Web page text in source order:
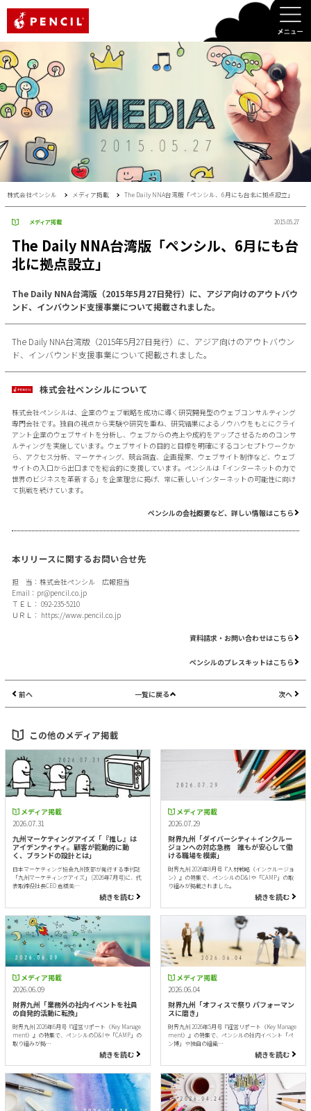
株式会社ペンシル メディア掲載 The Daily NNA台湾版「ペンシル、6月にも台北に拠点設立」
メディア掲載 2015.05.27
The Daily NNA台湾版「ペンシル、6月にも台
北に拠点設立」
The Daily NNA台湾版（2015年5月27日発行）に、アジア向けのアウトバウ
ンド、インバウンド支援事業について掲載されました。
The Daily NNA台湾版（2015年5月27日発行）に、アジア向けのアウトバウン
ド、インバウンド支援事業について掲載されました。
株式会社ペンシルについて
株式会社ペンシルは、企業のウェブ戦略を成功に導く研究開発型のウェブコンサルティング
専門会社です。独自の視点から実験や研究を重ね、研究結果によるノウハウをもとにクライ
アント企業のウェブサイトを分析し、ウェブからの売上や成約をアップさせるためのコンサ
ルティングを実施しています。ウェブサイトの目的と目標を明確にするコンセプトワークか
ら、アクセス分析、マーケティング、競合調査、企画提案、ウェブサイト制作など、ウェブ
サイトの入口から出口までを総合的に支援しています。ペンシルは「インターネットの力で
世界のビジネスを革新する」を企業理念に掲げ、常に新しいインターネットの可能性に向け
て挑戦を続けています。
ペンシルの会社概要など、詳しい情報はこちら
本リリースに関するお問い合せ先
担 当：株式会社ペンシル 広報担当
Email： pr@pencil.co.jp
ＴＥＬ： 092-235-5210
ＵＲＬ： https://www.pencil.co.jp
資料請求・お問い合わせはこちら
ペンシルのプレスキットはこちら
前へ 一覧に戻る 次へ
この他のメディア掲載
メディア掲載
2026.07.31
九州マーケティングアイズ「『推し』は
アイデンティティ。顧客が能動的に動
く、ブランドの設計とは」
日本マーケティング協会九州支部が発行する季刊誌
「九州マーケティングアイズ」 (2026年7月号)に、代
表取締役社長CEO 倉橋美…
続きを読む
メディア掲載
2026.07.29
財界九州「ダイバーシティ＋インクルー
ジョンへの対応急務 誰もが安心して働
ける職場を模索」
財界九州 2026年8月号『人材戦略（インクルージョ
ン）』の特集で、ペンシルのD&Iや「CAMP」の取
り組みが掲載されました。
続きを読む
メディア掲載
2026.06.09
財界九州「業務外の社内イベントを社員
の自発的活動に転換」
財界九州 2026年6月号『経営リポート（Key Manage
ment）』の特集で、ペンシルのD&Iや「CAMP」の
取り組みが掲…
続きを読む
メディア掲載
2026.06.04
財界九州「オフィスで祭り パフォーマン
スに磨き」
財界九州 2026年5月号『経営リポート（Key Manage
ment）』の特集で、ペンシルの社内イベント「ペ
ン博」や独自の組織…
続きを読む